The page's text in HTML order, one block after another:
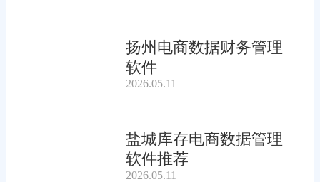
扬州电商数据财务管理
软件
2026.05.11
盐城库存电商数据管理
软件推荐
2026.05.11